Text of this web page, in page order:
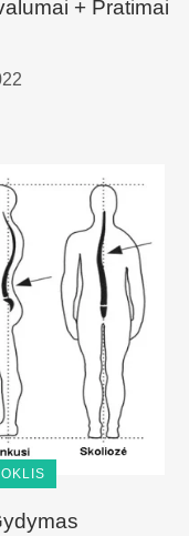
+ Pratimai